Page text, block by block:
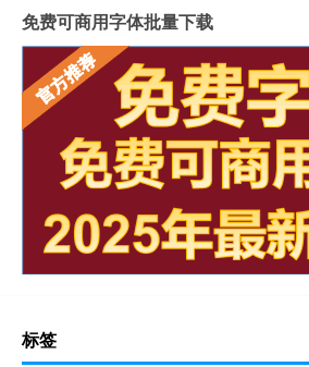
免费可商用字体批量下载
标签